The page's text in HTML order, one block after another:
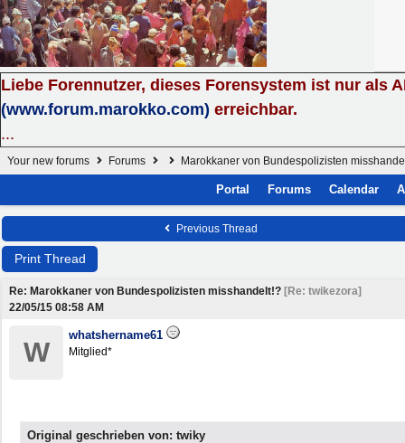
Liebe Forennutzer, dieses Forensystem ist nur als
(www.forum.marokko.com) erreichbar.
...
Your new forums Forums Marokkaner von Bundespolizisten
Portal Forums Calendar
Previous Thread
Print Thread
Re: Marokkaner von Bundespolizisten misshandelt!? [Re: twikezora]
22/05/15 08:58 AM
W
whatshername61
Mitglied*
Original geschrieben von: twiky